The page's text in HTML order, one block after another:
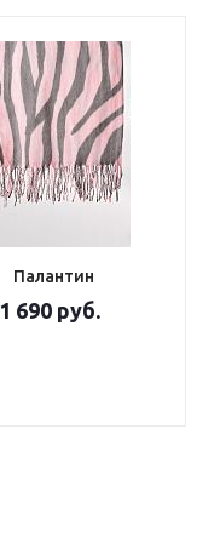
Палантин
1 690 руб.